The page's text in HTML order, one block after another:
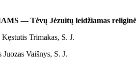
— Tėvų Jėzuitų leidžiamas
Trimakas, S. J.
Vaišnys, S. J.